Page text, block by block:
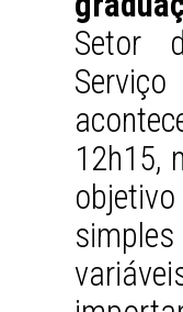
Setor
12h15,